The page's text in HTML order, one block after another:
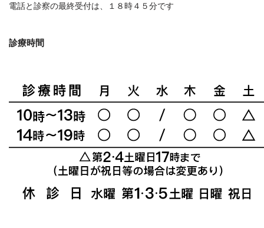
電話と診察の最終受付は、１８時４５分です
診療時間